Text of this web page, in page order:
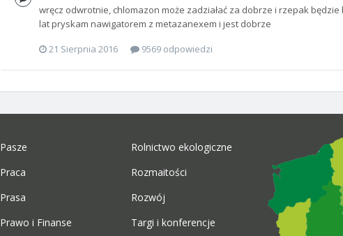
wręcz odwrotnie, chlomazon może zadziałać za dobrze i rzepak będzie
lat pryskam nawigatorem z metazanexem i jest dobrze
21 Sierpnia 2016
9569 odpowiedzi
Pasze
Praca
Prasa
Prawo i Finanse
Rolnictwo ekologiczne
Rozmaitości
Rozwój
Targi i konferencje